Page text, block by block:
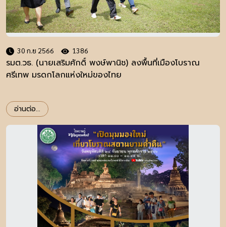
30 ก.ย 2566 1386
รมต.วธ. (นายเสริมศักดิ์ พงษ์พานิช) ลงพื้นที่เมืองโบราณ
ศรีเทพ มรดกโลกแห่งใหม่ของไทย
อ่านต่อ...